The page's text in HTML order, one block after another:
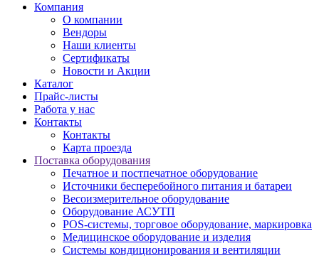
Компания
О компании
Вендоры
Наши клиенты
Сертификаты
Новости и Акции
Каталог
Прайс-листы
Работа у нас
Контакты
Контакты
Карта проезда
Поставка оборудования
Печатное и постпечатное оборудование
Источники бесперебойного питания и батареи
Весоизмерительное оборудование
Оборудование АСУТП
POS-системы, торговое оборудование, маркировка
Медицинское оборудование и изделия
Системы кондиционирования и вентиляции